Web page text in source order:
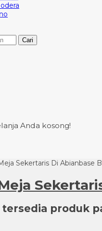
Cari
Anda kosong!
Sekertaris Di Abianbase
tersedia produk